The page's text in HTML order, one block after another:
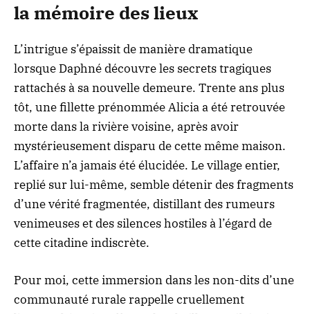
la mémoire des lieux
L’intrigue s’épaissit de manière dramatique
lorsque Daphné découvre les secrets tragiques
rattachés à sa nouvelle demeure. Trente ans plus
tôt, une fillette prénommée Alicia a été retrouvée
morte dans la rivière voisine, après avoir
mystérieusement disparu de cette même maison.
L’affaire n’a jamais été élucidée. Le village entier,
replié sur lui-même, semble détenir des fragments
d’une vérité fragmentée, distillant des rumeurs
venimeuses et des silences hostiles à l’égard de
cette citadine indiscrète.
Pour moi, cette immersion dans les non-dits d’une
communauté rurale rappelle cruellement